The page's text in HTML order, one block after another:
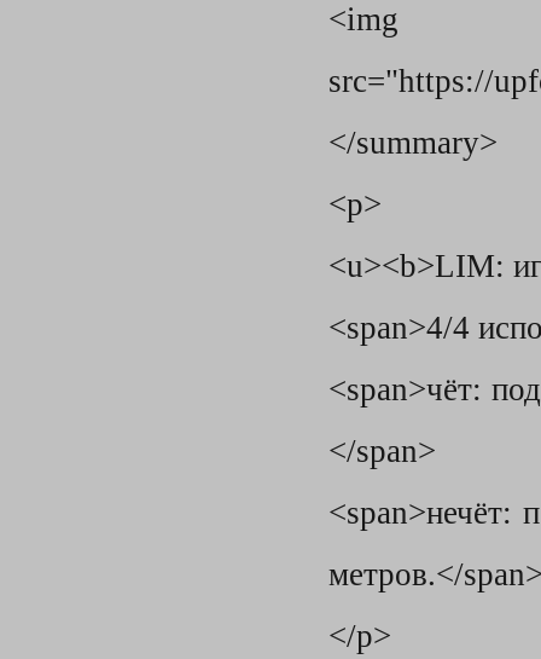
<img
src="https://
</summary>
<p>
<u><b>LIM:
<span>4/4
<span>чёт:
</span>
<span>нечёт:
метров.</
</p>